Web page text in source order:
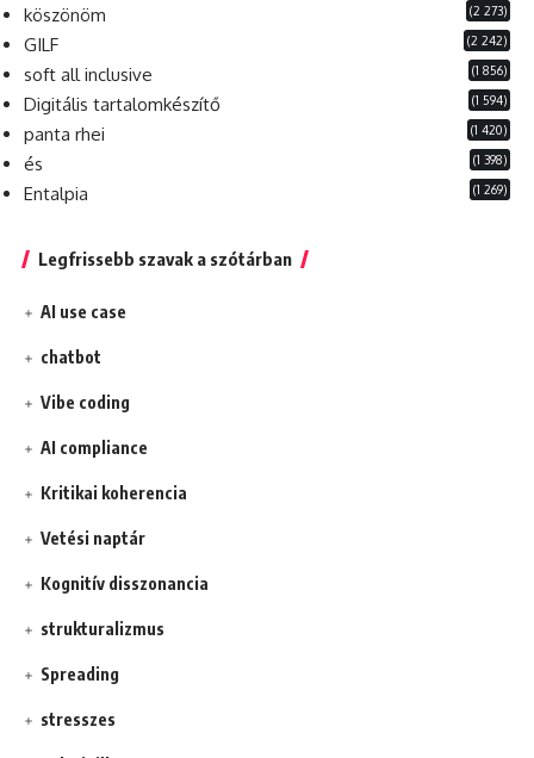
köszönöm (2 273)
GILF (2 242)
soft all inclusive (1 856)
Digitális tartalomkészítő (1 594)
panta rhei (1 420)
és (1 398)
Entalpia (1 269)
Legfrissebb szavak a szótárban
AI use case
chatbot
Vibe coding
AI compliance
Kritikai koherencia
Vetési naptár
Kognitív disszonancia
strukturalizmus
Spreading
stresszes